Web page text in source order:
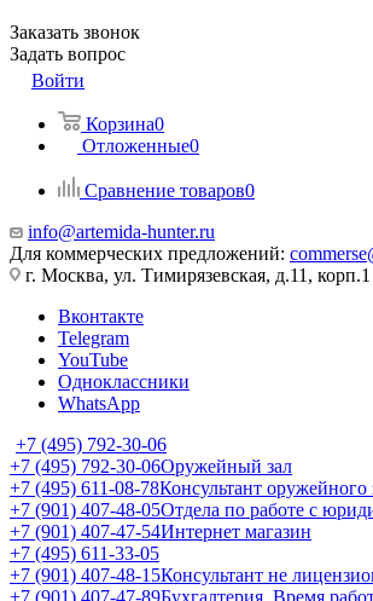
Заказать звонок
Задать вопрос
Войти
Корзина0
Отложенные0
Сравнение товаров0
info@artemida-hunter.ru
Для коммерческих предложений:
г. Москва, ул. Тимирязевская, д.11, корп.1
Вконтакте
Telegram
YouTube
Одноклассники
WhatsApp
+7 (495) 792-30-06
+7 (495) 792-30-06Оружейный зал
+7 (495) 611-08-78Консультант оружейного
+7 (901) 407-48-05Отдела по работе с
+7 (901) 407-47-54Интернет магазин
+7 (495) 611-33-05
+7 (901) 407-48-15Консультант не
+7 (901) 407-47-89Бухгалтерия. Время